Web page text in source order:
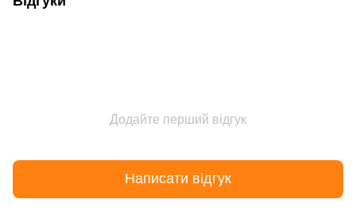
Додайте перший відгук
Написати відгук